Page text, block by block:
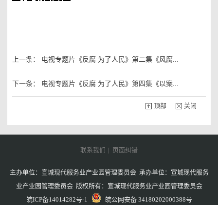
上一条： 电视专题片《反腐 为了人民》第二集《风腐...
下一条： 电视专题片《反腐 为了人民》第四集《以案...
顶部 关闭
联系我们 | 页面纠错
主办单位：宣城现代服务业产业园管理委员会 承办单位：宣城现代服务
业产业园管理委员会 版权所有：宣城现代服务业产业园管理委员会
皖ICP备14014282号-1
皖公网安备 34180202000388号